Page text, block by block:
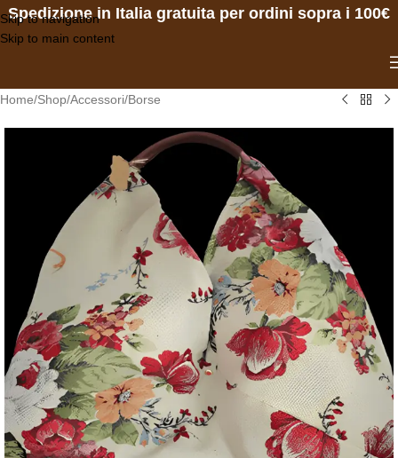
Skip to navigation
Skip to main content
Spedizione in Italia gratuita per ordini sopra i 100€
Home/Shop/Accessori/Borse